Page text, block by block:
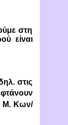
στη
είναι
στις
Μ. Κων/